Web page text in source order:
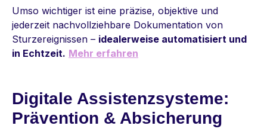
Umso wichtiger ist eine präzise, objektive und
jederzeit nachvollziehbare Dokumentation von
Sturzereignissen – idealerweise automatisiert und
in Echtzeit. Mehr erfahren
Digitale Assistenzsysteme:
Prävention & Absicherung